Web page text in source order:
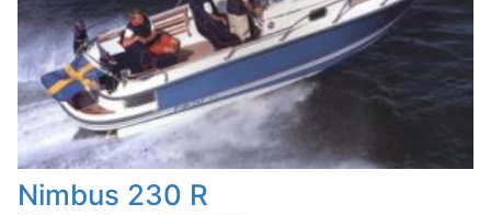
Nimbus 230 R